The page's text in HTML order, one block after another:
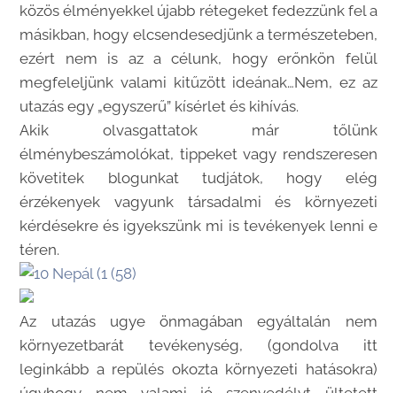
közös élményekkel újabb rétegeket fedezzünk fel a
másikban, hogy elcsendesedjünk a természeteben,
ezért nem is az a célunk, hogy erőnkön felül
megfeleljünk valami kitűzött ideának…Nem, ez az
utazás egy „egyszerű” kísérlet és kihívás.
Akik olvasgattatok már tőlünk
élménybeszámolókat, tippeket vagy rendszeresen
követitek blogunkat tudjátok, hogy elég
érzékenyek vagyunk társadalmi és környezeti
kérdésekre és igyekszünk mi is tevékenyek lenni e
téren.
Az utazás ugye önmagában egyáltalán nem
környezetbarát tevékenység, (gondolva itt
leginkább a repülés okozta környezeti hatásokra)